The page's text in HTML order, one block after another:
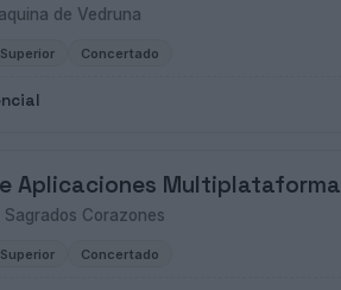
de Vedruna
Concertado
Aplicaciones Multiplataforma
Corazones
Concertado